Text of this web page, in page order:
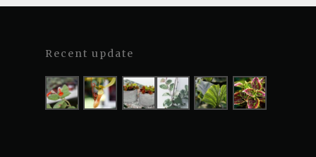
Recent update